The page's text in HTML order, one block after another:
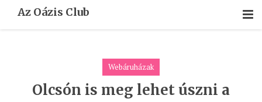
Az Oázis Club
Webáruházak
Olcsón is meg lehet úszni a